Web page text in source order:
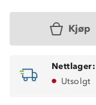
Kjøp
Nettlager:
Utsolgt